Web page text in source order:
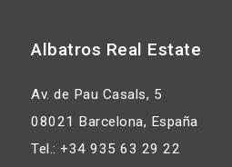
Albatros Real Estate
Av. de Pau Casals, 5
08021 Barcelona, España
Tel.: +34 935 63 29 22